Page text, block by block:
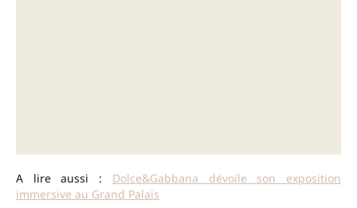
A lire aussi : Dolce&Gabbana dévoile son exposition
immersive au Grand Palais